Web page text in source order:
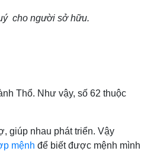
cho người sở hữu.
Thổ. Như vậy, số 62 thuộc
giúp nhau phát triển. Vậy
mệnh để biết được mệnh mình